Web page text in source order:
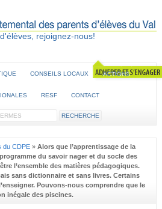
rejoignez-nous!
CONSEILS LOCAUX ACTIONS
RESF CONTACT
du CDPE» Alors que l’apprentissage de la
du savoir nager et du socle des
l’ensemble des matières pédagogiques.
sans dictionnaire et sans livres. Certains
Pouvons-nous comprendre que le
inégale des piscines.